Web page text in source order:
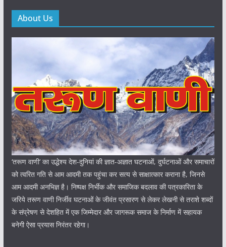
About Us
‘तरूण वाणी‘ का उद्धेश्य देश-दुनियां की ज्ञात-अज्ञात घटनाओं, दुर्घटनाओं और समाचारों
को त्वरित गति से आम आदमी तक पहुंचा कर सत्य से साक्षात्कार कराना है, जिनसे
आम आदमी अनभिज्ञ है। निष्पक्ष निर्भीक और समाजिक बदलाव की पत्रकारिता के
जरिये तरूण वाणी निर्जीव घटनाओं के जीवंत प्रसारण से लेकर लेखनी से तराशे शब्दों
के संप्रेषण से देशहित में एक जिम्मेदार और जागरूक समाज के निर्माण में सहायक
बनेगी ऐसा प्रयास निरंतर रहेगा।